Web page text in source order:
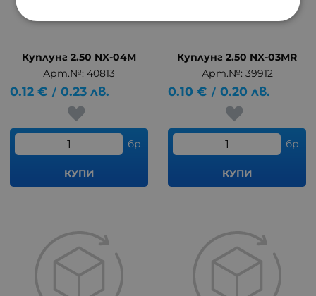
Куплунг 2.50 NX-04M
Арт.№: 40813
0.12 € / 0.23 лв.
бр.
КУПИ
Куплунг 2.50 NX-03MR
Арт.№: 39912
0.10 € / 0.20 лв.
бр.
КУПИ